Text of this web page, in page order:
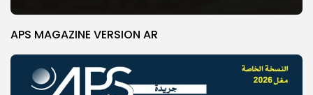
APS MAGAZINE VERSION AR